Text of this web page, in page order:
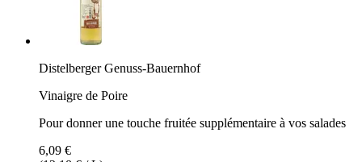
Distelberger Genuss-Bauernhof
Vinaigre de Poire
Pour donner une touche fruitée supplémentaire à vos salades
6,09 €